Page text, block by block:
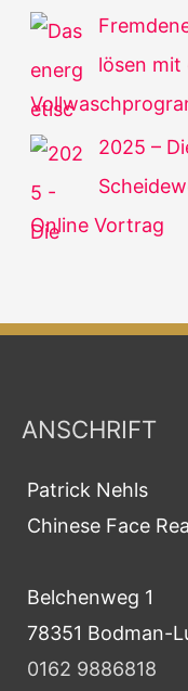
lösen mit
2025 –
Online Vortrag
ANSCHRIFT
Patrick Nehls
Chinese Face
Belchenweg 1
78351 Bodman-
0162 9886818